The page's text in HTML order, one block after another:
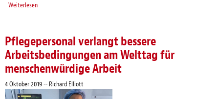
Weiterlesen
Pflegepersonal verlangt bessere
Arbeitsbedingungen am Welttag für
menschenwürdige Arbeit
4 Oktober 2019 -- Richard Elliott